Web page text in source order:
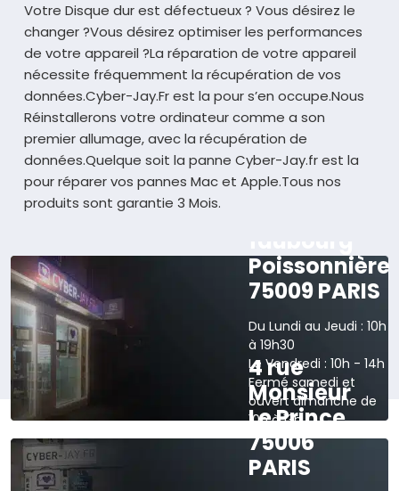
Votre Disque dur est défectueux ? Vous désirez le
changer ?Vous désirez optimiser les performances
de votre appareil ?La réparation de votre appareil
nécessite fréquemment la récupération de vos
données.Cyber-Jay.Fr est la pour s’en occupe.Nous
Réinstallerons votre ordinateur comme a son
premier allumage, avec la récupération de
données.Quelque soit la panne Cyber-Jay.fr est la
pour réparer vos pannes Mac et Apple.Tous nos
produits sont garantie 3 Mois.
Poissonnière
75009 PARIS
Du Lundi au Jeudi : 10h
à 19h30
Le Vendredi : 10h - 14h
Fermé samedi et
ouvert dimanche de
10h à 13h
Voir sur la carte
4 rue
Monsieur
Le Prince
75006
PARIS